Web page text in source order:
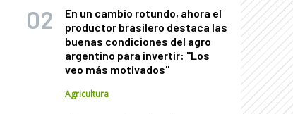
En un cambio rotundo, ahora el
productor brasilero destaca las
buenas condiciones del agro
argentino para invertir: "Los
veo más motivados"
Agricultura